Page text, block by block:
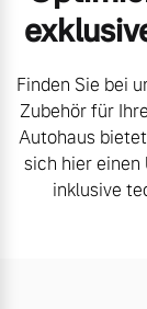
Über
Finden Sie bei
Zubehör für
Autohaus
sich hier einen
inklusive